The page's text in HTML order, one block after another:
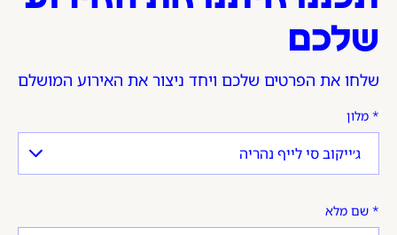
שלכם
שלחו את הפרטים שלכם ויחד ניצור את האירוע המושלם
מלון
שם מלא